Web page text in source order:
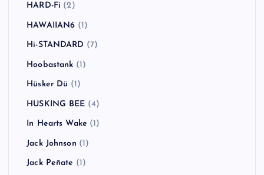
HARD-Fi (2)
HAWAIIAN6 (1)
Hi-STANDARD (7)
Hoobastank (1)
Hüsker Dü (1)
HUSKING BEE (4)
In Hearts Wake (1)
Jack Johnson (1)
Jack Peñate (1)